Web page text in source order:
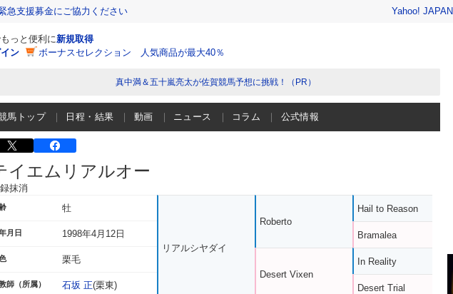
急支援募金にご協力ください Yahoo! JAPAN
もっと便利に新規取得
ン
ボーナスセレクション 人気商品が最大40％
真中満＆五十嵐亮太が佐賀競馬予想に挑戦！（PR）
馬トップ 日程・結果 動画 ニュース コラム 公式情報
イエムリアルオー
抹消
牡
月日 1998年4月12日
栗毛
師（所属） 石坂 正(栗東)
リアルシヤダイ
Roberto
Desert Vixen
Hail to Reason
Bramalea
In Reality
Desert Trial